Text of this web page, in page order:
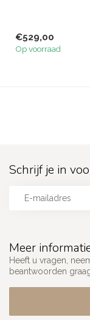
€529,00
Op voorraad
Meer
Heeft u vragen,
beantwoorden
Schrijf je in